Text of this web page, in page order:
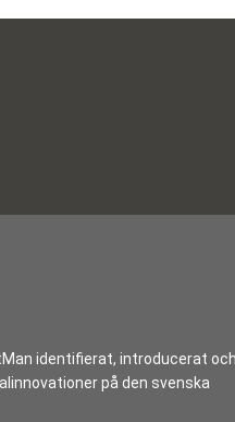
identifierat, introducerat och
på den svenska